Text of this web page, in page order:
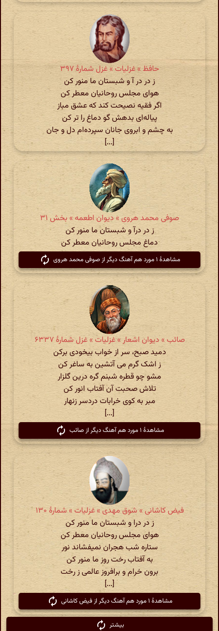
حافظ » غزلیات » غزل شمارهٔ ۳۹۷
ز در در آ و شبستان ما منور کن
هوای مجلس روحانیان معطر کن
اگر فقیه نصیحت کند که عشق مباز
پیاله‌ای بدهش گو دماغ را تر کن
به چشم و ابروی جانان سپرده‌ام دل و جان
[...]
صوفی محمد هروی » دیوان اطعمه » بخش ۳۱
ز در درآ و شبستان ما منور کن
دماغ مجلس روحانیان معطر کن
مشاهدهٔ ۱ مورد هم آهنگ دیگر از صوفی محمد هروی
صائب » دیوان اشعار » غزلیات » غزل شمارهٔ ۶۳۳۷
دمید صبح، سر از خواب بیخودی برکن
ز اشک گرم می آتشین به ساغر کن
مشو چو قطره شبنم گره درین گلزار
تلاش صحبت آن آفتاب انور کن
مبر به کوی خرابات دردسر زنهار
[...]
مشاهدهٔ ۱ مورد هم آهنگ دیگر از صائب
فیض کاشانی » شوق مهدی » غزلیات » شمارهٔ ۱۳۰
ز در درا و شبستان ما منور کن
هوای مجلس روحانیان معطر کن
ستاره شب هجران نمی‏فشاند نور
به آفتاب رخت روز ما منور کن
برون خرام و برافروز عالمی ز رخت
[...]
مشاهدهٔ ۱ مورد هم آهنگ دیگر از فیض کاشانی
بیشتر